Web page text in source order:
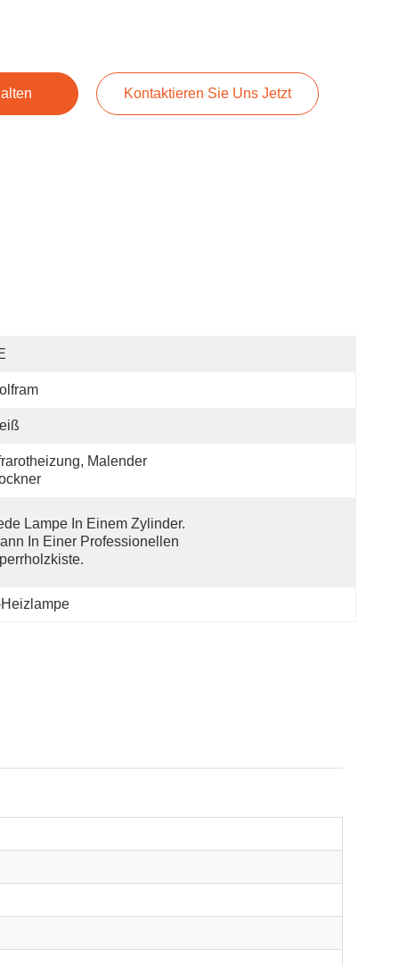
Kontaktieren Sie Uns Jetzt
Malender
Lampe In Einem Zylinder.
In Einer Professionellen